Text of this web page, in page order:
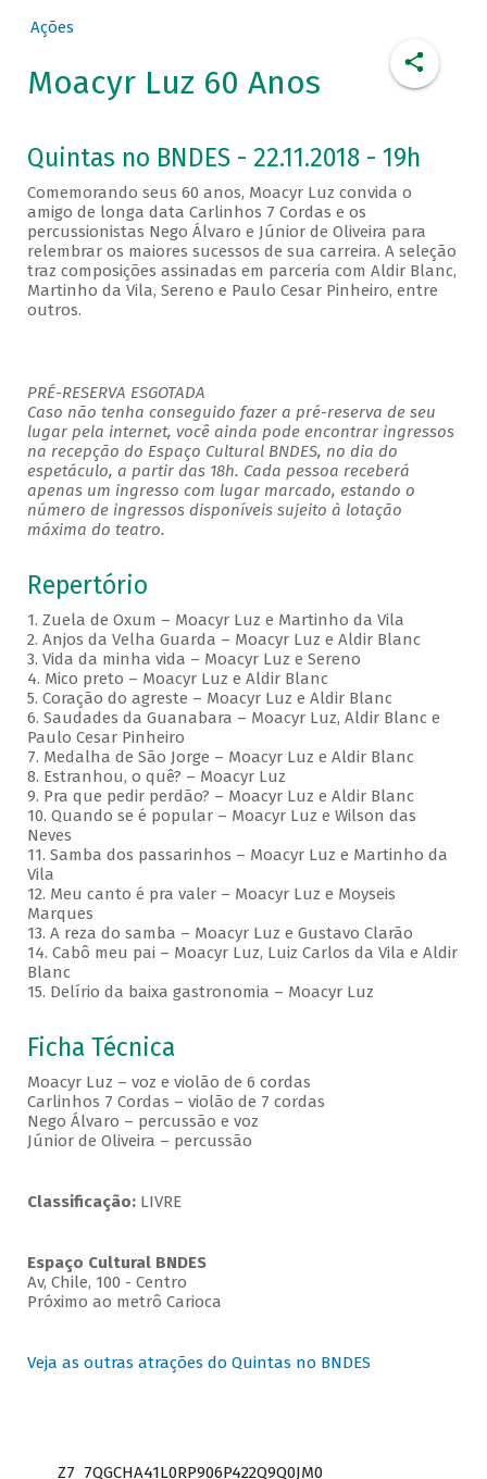
Ações
Moacyr Luz 60 Anos
Quintas no BNDES - 22.11.2018 - 19h
Comemorando seus 60 anos, Moacyr Luz convida o
amigo de longa data Carlinhos 7 Cordas e os
percussionistas Nego Álvaro e Júnior de Oliveira para
relembrar os maiores sucessos de sua carreira. A seleção
traz composições assinadas em parceria com Aldir Blanc,
Martinho da Vila, Sereno e Paulo Cesar Pinheiro, entre
outros.
PRÉ-RESERVA ESGOTADA
Caso não tenha conseguido fazer a pré-reserva de seu
lugar pela internet, você ainda pode encontrar ingressos
na recepção do Espaço Cultural BNDES, no dia do
espetáculo, a partir das 18h. Cada pessoa receberá
apenas um ingresso com lugar marcado, estando o
número de ingressos disponíveis sujeito à lotação
máxima do teatro.
Repertório
1. Zuela de Oxum – Moacyr Luz e Martinho da Vila
2. Anjos da Velha Guarda – Moacyr Luz e Aldir Blanc
3. Vida da minha vida – Moacyr Luz e Sereno
4. Mico preto – Moacyr Luz e Aldir Blanc
5. Coração do agreste – Moacyr Luz e Aldir Blanc
6. Saudades da Guanabara – Moacyr Luz, Aldir Blanc e
Paulo Cesar Pinheiro
7. Medalha de São Jorge – Moacyr Luz e Aldir Blanc
8. Estranhou, o quê? – Moacyr Luz
9. Pra que pedir perdão? – Moacyr Luz e Aldir Blanc
10. Quando se é popular – Moacyr Luz e Wilson das
Neves
11. Samba dos passarinhos – Moacyr Luz e Martinho da
Vila
12. Meu canto é pra valer – Moacyr Luz e Moyseis
Marques
13. A reza do samba – Moacyr Luz e Gustavo Clarão
14. Cabô meu pai – Moacyr Luz, Luiz Carlos da Vila e Aldir
Blanc
15. Delírio da baixa gastronomia – Moacyr Luz
Ficha Técnica
Moacyr Luz – voz e violão de 6 cordas
Carlinhos 7 Cordas – violão de 7 cordas
Nego Álvaro – percussão e voz
Júnior de Oliveira – percussão
Classificação: LIVRE
Espaço Cultural BNDES
Av, Chile, 100 - Centro
Próximo ao metrô Carioca
Veja as outras atrações do Quintas no BNDES
Z7_7QGCHA41L0RP906P422Q9Q0JM0